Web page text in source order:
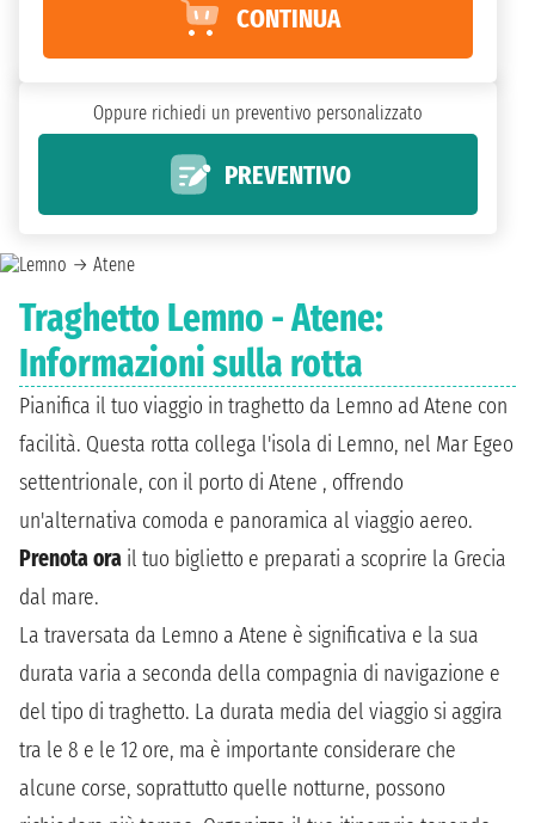
Traghetto Lemno - Atene:
Informazioni sulla rotta
Pianifica il tuo viaggio in traghetto da Lemno ad Atene con
facilità. Questa rotta collega l'isola di Lemno, nel Mar Egeo
settentrionale, con il porto di Atene , offrendo
un'alternativa comoda e panoramica al viaggio aereo.
Prenota ora il tuo biglietto e preparati a scoprire la Grecia
dal mare.
La traversata da Lemno a Atene è significativa e la sua
durata varia a seconda della compagnia di navigazione e
del tipo di traghetto. La durata media del viaggio si aggira
tra le 8 e le 12 ore, ma è importante considerare che
alcune corse, soprattutto quelle notturne, possono
CONTINUA
Oppure richiedi un preventivo personalizzato
PREVENTIVO